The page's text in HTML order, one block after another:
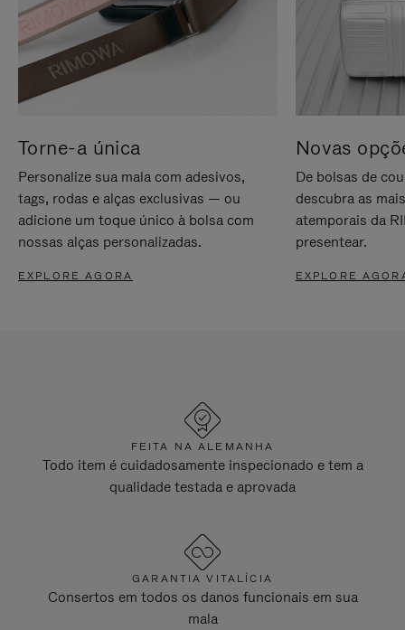
Torne-a única
Personalize sua mala com adesivos,
tags, rodas e alças exclusivas — ou
adicione um toque único à bolsa com
nossas alças personalizadas.
EXPLORE AGORA
Novas
De bolsas de
descubra as
atemporais da
presentear.
EXPLORE
FEITA NA ALEMANHA
Todo item é cuidadosamente inspecionado e tem a
qualidade testada e aprovada
GARANTIA VITALÍCIA
Consertos em todos os danos funcionais em sua
mala